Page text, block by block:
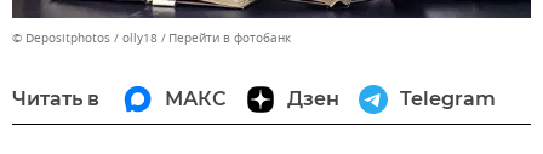
© Depositphotos / olly18 Перейти в фотобанк
Читать в МАКС Дзен Telegram